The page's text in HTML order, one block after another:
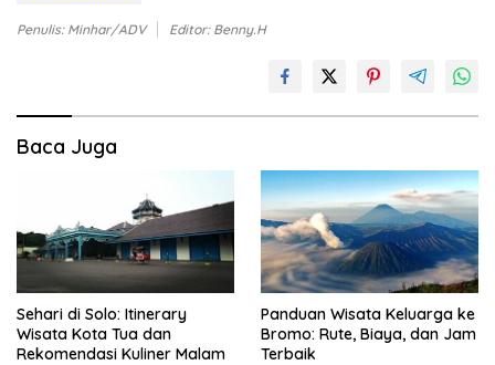
Penulis: Minhar/ADV Editor: Benny.H
Baca Juga
Sehari di Solo: Itinerary
Wisata Kota Tua dan
Rekomendasi Kuliner Malam
Panduan Wisata Keluarga ke
Bromo: Rute, Biaya, dan Jam
Terbaik